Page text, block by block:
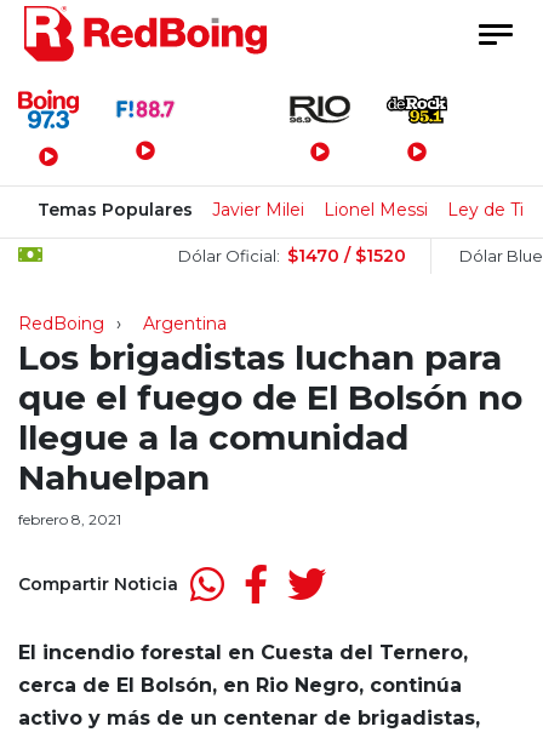
Menú Principal
Temas Populares Javier Milei Lionel Messi Ley de
Dólar Oficial: $1470 / $1520 Dólar Blue:
RedBoing Argentina
Los brigadistas luchan para
que el fuego de El Bolsón no
llegue a la comunidad
Nahuelpan
febrero 8, 2021
Compartir Noticia
El incendio forestal en Cuesta del Ternero,
cerca de El Bolsón, en Rio Negro, continúa
activo y más de un centenar de brigadistas,